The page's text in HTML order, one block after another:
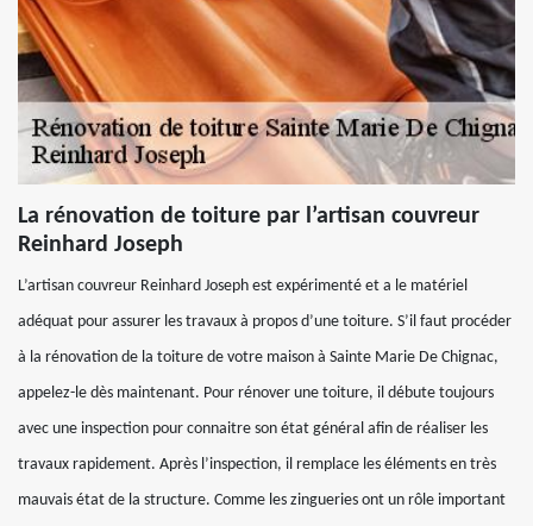
La rénovation de toiture par l’artisan couvreur
Reinhard Joseph
L’artisan couvreur Reinhard Joseph est expérimenté et a le matériel
adéquat pour assurer les travaux à propos d’une toiture. S’il faut procéder
à la rénovation de la toiture de votre maison à Sainte Marie De Chignac,
appelez-le dès maintenant. Pour rénover une toiture, il débute toujours
avec une inspection pour connaitre son état général afin de réaliser les
travaux rapidement. Après l’inspection, il remplace les éléments en très
mauvais état de la structure. Comme les zingueries ont un rôle important